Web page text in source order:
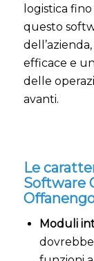
logistica
questo
efficace e
delle
avanti.
Le
Software
Moduli
dovrebbe